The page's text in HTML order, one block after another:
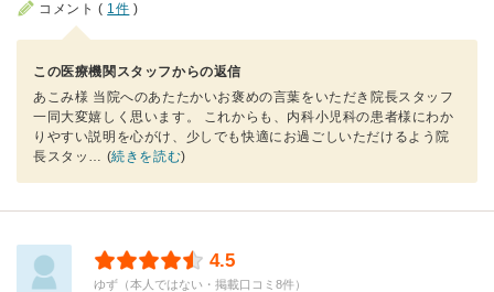
コメント ( 1件 )
この医療機関スタッフからの返信
あこみ様 当院へのあたたかいお褒めの言葉をいただき院長スタッフ
一同大変嬉しく思います。 これからも、内科小児科の患者様にわか
りやすい説明を心がけ、少しでも快適にお過ごしいただけるよう院
長スタッ … (続きを読む)
4.5
ゆず（本人ではない・掲載口コミ8件）